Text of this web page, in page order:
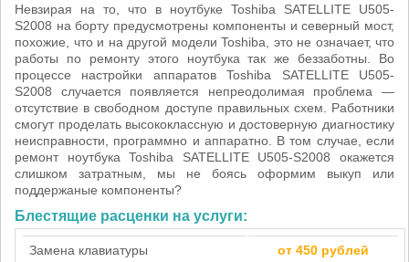
Невзирая на то, что в ноутбуке Toshiba SATELLITE U505-
S2008 на борту предусмотрены компоненты и северный мост,
похожие, что и на другой модели Toshiba, это не означает, что
работы по ремонту этого ноутбука так же беззаботны. Во
процессе настройки аппаратов Toshiba SATELLITE U505-
S2008 случается появляется непреодолимая проблема —
отсутствие в свободном доступе правильных схем. Работники
смогут проделать высококлассную и достоверную диагностику
неисправности, программно и аппаратно. В том случае, если
ремонт ноутбука Toshiba SATELLITE U505-S2008 окажется
слишком затратным, мы не боясь оформим выкуп или
поддержаные компоненты?
Блестящие расценки на услуги:
Замена клавиатуры от 450 рублей